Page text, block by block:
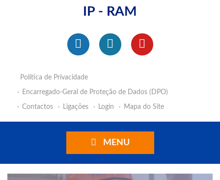
IP - RAM
Política de Privacidade
Encarregado-Geral de Proteção de Dados (DPO)
Contactos
Ligações Login Mapa do Site
MENU